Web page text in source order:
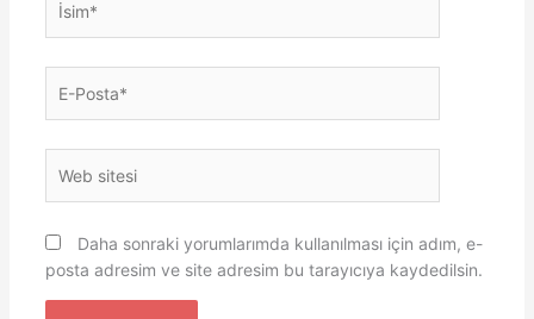
Posta*
sitesi
Daha sonraki yorumlarımda kullanılması için adım, e-
posta adresim ve site adresim bu tarayıcıya kaydedilsin.